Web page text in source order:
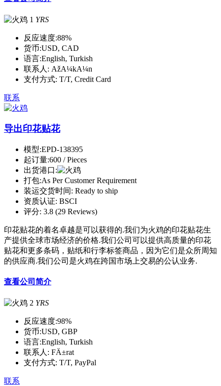
1 YRS
反应速度:88%
货币:USD, CAD
语言:English, Turkish
联系人: AžA¼kA¼n
支付方式: T/T, Credit Card
联系
导出印花贴花
模型:EPD-138395
起订量:600 / Pieces
出货港口:
打包:As Per Customer Requirement
装运交货时间: Ready to ship
资质认证: BSCI
评分: 3.8 (29 Reviews)
印花贴花的着名卓越是可以获得的.我们为火鸡的印花贴花生
产提供全球市场经济的价格.我们公司可以提供高质量的印花
贴花和更多条码，贴纸和行李标签商品，因为它们是众所周知
的供应商.我们公司是火鸡在跨国市场上交易的公认业务.
查看公司简介
2 YRS
反应速度:98%
货币:USD, GBP
语言:English, Turkish
联系人: FÄ±rat
支付方式: T/T, PayPal
联系